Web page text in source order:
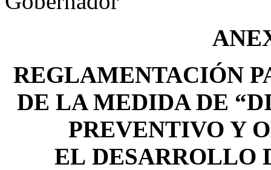
REGLAMENTACIÓN
DE LA MEDIDA DE
PREVENTIVO Y
EL DESARROLLO